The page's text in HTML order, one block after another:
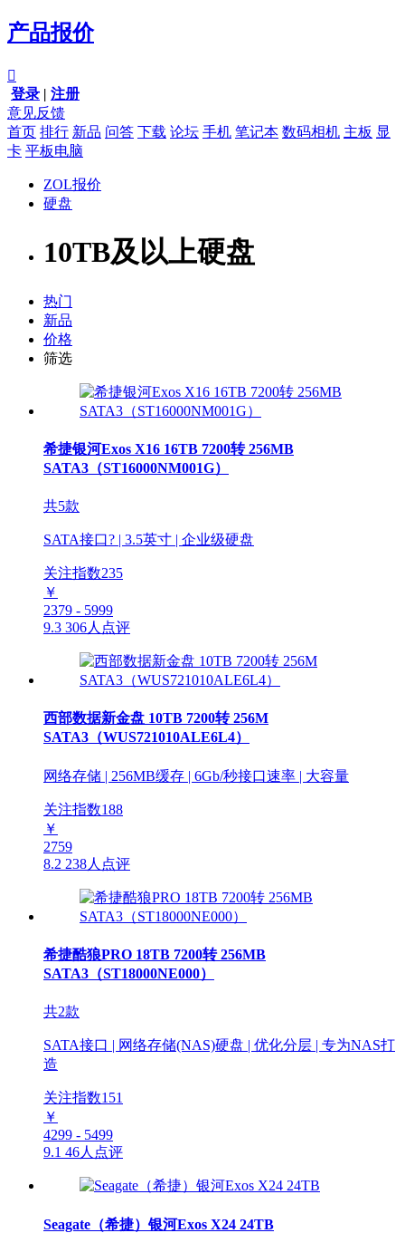
产品报价

登录 | 注册
意见反馈
首页 排行 新品 问答 下载 论坛 手机 笔记本 数码相机 主板 显
卡 平板电脑
ZOL报价
硬盘
10TB及以上硬盘
热门
新品
价格
筛选
希捷银河Exos X16 16TB 7200转 256MB
SATA3（ST16000NM001G）
共5款
SATA接口? | 3.5英寸 | 企业级硬盘
关注指数235
￥
2379 - 5999
9.3 306人点评
西部数据新金盘 10TB 7200转 256M
SATA3（WUS721010ALE6L4）
网络存储 | 256MB缓存 | 6Gb/秒接口速率 | 大容量
关注指数188
￥
2759
8.2 238人点评
希捷酷狼PRO 18TB 7200转 256MB
SATA3（ST18000NE000）
共2款
SATA接口 | 网络存储(NAS)硬盘 | 优化分层 | 专为NAS打
造
关注指数151
￥
4299 - 5499
9.1 46人点评
Seagate（希捷）银河Exos X24 24TB